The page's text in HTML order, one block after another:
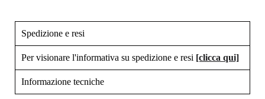
Spedizione e resi
Per visionare l'informativa su spedizione e resi [clicca qui]
Informazione tecniche